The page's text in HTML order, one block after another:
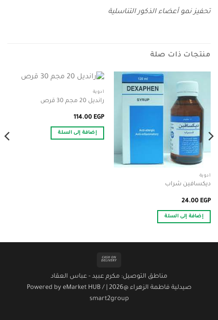
تحفيز نمو أعضاء الذكور التناسلية
منتجات ذات صلة
أدوية
ديكسافين شراب
24.00 EGP
إضافة إلى السلة
أدوية
رانديل 20 مجم 30 قرص
114.00 EGP
إضافة إلى السلة
Delivery
مناطق التوصيل: مكرم عبيد - عباس العقاد
صيدلية فاطمة الزهراء @2026 | Powered by
eMarket HUB /
smart2group